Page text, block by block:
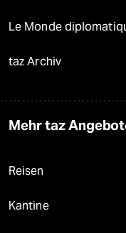
Le Monde
taz Archiv
Mehr taz
Reisen
Kantine